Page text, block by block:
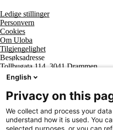
Ledige stillinger
Personvern
Cookies
Om Uloba
Tilgjengelighet
Besøksadresse
Tollbugata 114, 3041 Drammen
Postadresse
Postboks 2474 Strømsø, 3003
Supportsenter tlf
800 20 202
Sentralbord tlf
32 20 59 10
Organisasjonsnummer
English
Privacy on this
We collect and process your
understand how it is used. You
selected purposes, or you can